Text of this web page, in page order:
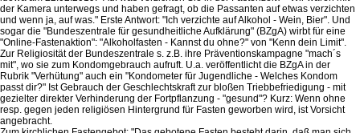
der Kamera unterwegs und haben gefragt, ob die Passanten auf etwas verzichten
und wenn ja, auf was." Erste Antwort: "Ich verzichte auf Alkohol - Wein, Bier". Und
sogar die "Bundeszentrale für gesundheitliche Aufklärung" (BZgA) wirbt für eine
"Online-Fastenaktion": "Alkoholfasten - Kannst du ohne?" von "Kenn dein Limit".
Zur Religiosität der Bundeszentrale s. z.B. ihre Präventionskampagne "mach´s
mit", wo sie zum Kondomgebrauch aufruft. U.a. veröffentlicht die BZgA in der
Rubrik "Verhütung" auch ein "Kondometer für Jugendliche - Welches Kondom
passt dir?" Ist Gebrauch der Geschlechtskraft zur bloßen Triebbefriedigung - mit
gezielter direkter Verhinderung der Fortpflanzung - "gesund"? Kurz: Wenn ohne
resp. gegen jeden religiösen Hintergrund für Fasten geworben wird, ist Vorsicht
angebracht.